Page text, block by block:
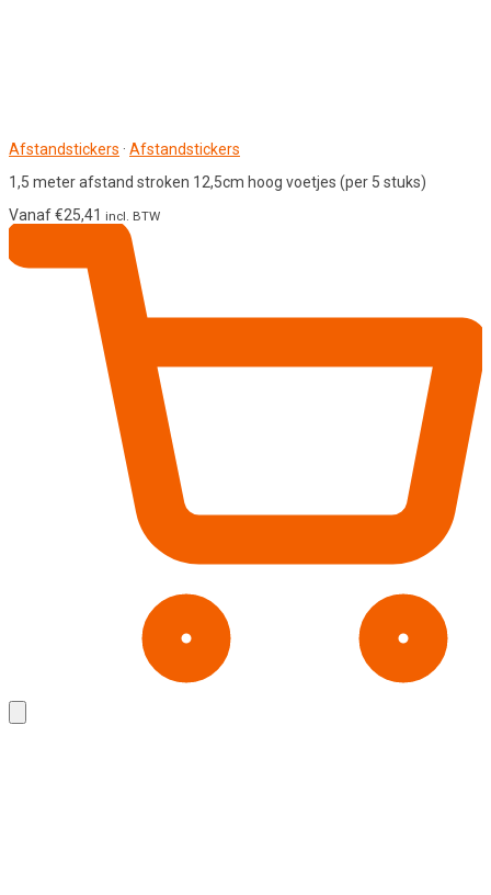
Afstandstickers · Afstandstickers
1,5 meter afstand stroken 12,5cm hoog voetjes (per 5 stuks)
Vanaf€25,41 incl. BTW